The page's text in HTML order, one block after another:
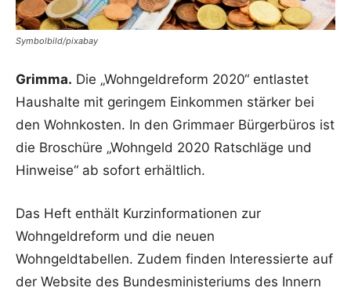
Symbolbild/pixabay
Grimma. Die „Wohngeldreform 2020“ entlastet
Haushalte mit geringem Einkommen stärker bei
den Wohnkosten. In den Grimmaer Bürgerbüros ist
die Broschüre „Wohngeld 2020 Ratschläge und
Hinweise“ ab sofort erhältlich.
Das Heft enthält Kurzinformationen zur
Wohngeldreform und die neuen
Wohngeldtabellen. Zudem finden Interessierte auf
der Website des Bundesministeriums des Innern